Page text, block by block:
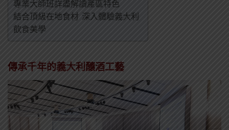
專業大師班詳盡解讀產區特色
結合頂級在地食材 深入體驗義大利
飲食美學
傳承千年的義大利釀酒工藝